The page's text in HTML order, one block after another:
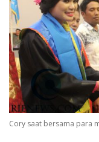
Cory saat bersama para